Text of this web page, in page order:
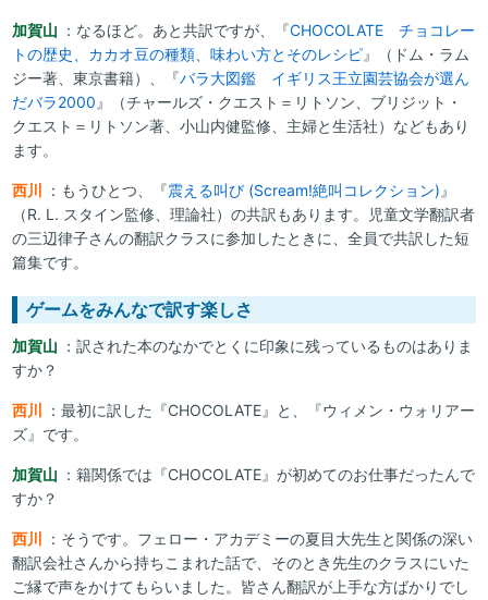
加賀山 ：なるほど。あと共訳ですが、『CHOCOLATE チョコレー
トの歴史、カカオ豆の種類、味わい方とそのレシピ』（ドム・ラム
ジー著、東京書籍）、『バラ大図鑑 イギリス王立園芸協会が選ん
だバラ2000 』（チャールズ・クエスト＝リトソン、ブリジット・
クエスト＝リトソン著、小山内健監修、主婦と生活社）などもあり
ます。
西川 ：もうひとつ、『震える叫び (Scream!絶叫コレクション) 』
（R. L. スタイン監修、理論社）の共訳もあります。児童文学翻訳者
の三辺律子さんの翻訳クラスに参加したときに、全員で共訳した短
篇集です。
ゲームをみんなで訳す楽しさ
加賀山 ：訳された本のなかでとくに印象に残っているものはありま
すか？
西川
：最初に訳した『CHOCOLATE』と、『ウィメン・ウォリアー
ズ』です。
加賀山 ：籍関係では『CHOCOLATE』が初めてのお仕事だったんで
すか？
西川
：そうです。フェロー・アカデミーの夏目大先生と関係の深い
翻訳会社さんから持ちこまれた話で、そのとき先生のクラスにいた
ご縁で声をかけてもらいました。皆さん翻訳が上手な方ばかりでし